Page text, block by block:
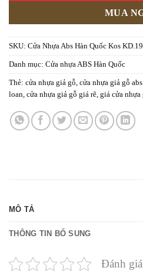
MUA
SKU: Cửa Nhựa Abs Hàn Quốc Kos KD.19
Danh mục: Cửa nhựa ABS Hàn Quốc
Thẻ: cửa nhựa giả gỗ, cửa nhựa giả gỗ
loan, cửa nhựa giả gỗ giá rẽ, giá cửa nhựa
MÔ TẢ
THÔNG TIN BỔ SUNG
Đánh